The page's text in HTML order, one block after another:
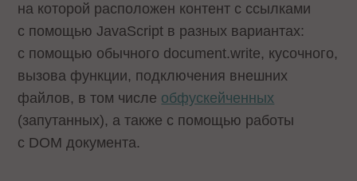
на которой расположен контент с ссылками
с помощью JavaScript в разных вариантах:
с помощью обычного document.write, кусочного,
вызова функции, подключения внешних
файлов, в том числе обфускейченных
(запутанных), а также с помощью работы
с DOM документа.